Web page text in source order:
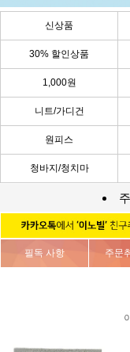
신상품
30% 할인상품
1,000원
니트/가디건
원피스
청바지/청치마
필독 사항 주문